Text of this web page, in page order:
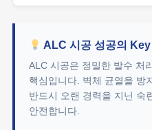
ALC 시공 성공의 Key
ALC 시공은 정밀한 발수 처
핵심입니다. 벽체 균열을 방
반드시 오랜 경력을 지닌 숙
안전합니다.